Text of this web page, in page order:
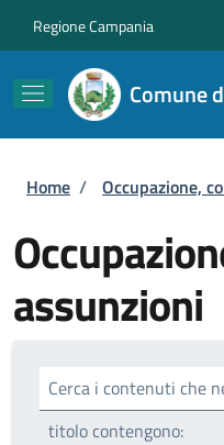
Regione Campania
Comune
Briciole di
Home / Occupazione,
assunzioni
Cerca i contenuti che
titolo contengono: